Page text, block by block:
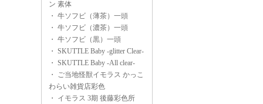
ン 素体
・ 牛ソフビ（薄茶）一頭
・ 牛ソフビ（濃茶）一頭
・ 牛ソフビ（黒）一頭
・ SKUTTLE Baby -glitter Clear-
・ SKUTTLE Baby -All clear-
・ ご当地怪獣イモラス かっこ
わらい雑貨店彩色
・ イモラス 3期 後藤彩色所